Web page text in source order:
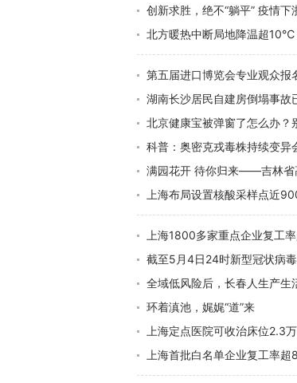
创新求胜，绝不“躺平” 疫情下
北方暖热中断局地降温超10℃
第五届进口博览会专业观众报
湖南长沙居民自建房倒塌事故
北京健康宝被弹窗了怎么办？
科普：奥密克戎毒株持续变异
满园花开 待你归来——吉林省
上海布局设置核酸采样点近
上海1800多家重点企业复工
截至5月4日24时新型冠状病
全域低风险后，长春人生产生
环着滇池，娓娓“道”来
上海定点医院可收治床位2.3
上海首批白名单企业复工率超